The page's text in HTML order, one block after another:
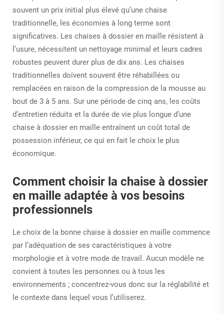
souvent un prix initial plus élevé qu’une chaise
traditionnelle, les économies à long terme sont
significatives. Les chaises à dossier en maille résistent à
l’usure, nécessitent un nettoyage minimal et leurs cadres
robustes peuvent durer plus de dix ans. Les chaises
traditionnelles doivent souvent être réhabillées ou
remplacées en raison de la compression de la mousse au
bout de 3 à 5 ans. Sur une période de cinq ans, les coûts
d’entretien réduits et la durée de vie plus longue d’une
chaise à dossier en maille entraînent un coût total de
possession inférieur, ce qui en fait le choix le plus
économique.
Comment choisir la chaise à dossier
en maille adaptée à vos besoins
professionnels
Le choix de la bonne chaise à dossier en maille commence
par l’adéquation de ses caractéristiques à votre
morphologie et à votre mode de travail. Aucun modèle ne
convient à toutes les personnes ou à tous les
environnements ; concentrez-vous donc sur la réglabilité et
le contexte dans lequel vous l’utiliserez.